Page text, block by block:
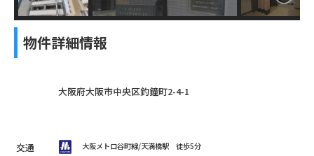
物件詳細情報
大阪府大阪市中央区釣鐘町2-4-1
交通 大阪メトロ谷町線/天満橋駅 徒歩5分